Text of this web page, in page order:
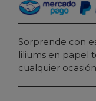
Sorprende con
liliums en papel
cualquier